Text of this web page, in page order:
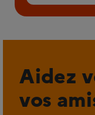
Aidez
vos